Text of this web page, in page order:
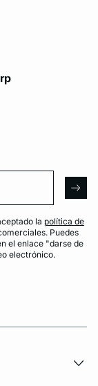
la política de
Puedes
el enlace "darse de
electrónico.